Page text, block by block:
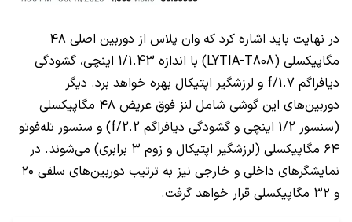
در نهایت باید اشاره کرد که وان پلاس از دوربین اصلی ۴۸
مگاپیکسلی (LYTIA-T808) با اندازه 1/1.43 اینچی، گشودگی
دیافراگم f/1.7 و لرزشگیر اپتیکال بهره خواهد برد. دیگر
دوربین‌های این گوشی شامل لنز فوق عریض ۴۸ مگاپیکسلی
(سنسور 1/2 اینچی و گشودگی دیافراگم f/2.2) و سنسور تله‌فوتو
۶۴ مگاپیکسلی (لرزشگیر اپتیکال و زوم ۳ برابری) می‌شوند. در
نمایشگر‌های داخلی و خارجی نیز به ترتیب دوربین‌های سلفی ۲۰
و ۳۲ مگاپیکسلی قرار خواهد گرفت.